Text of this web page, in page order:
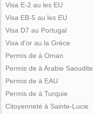
Visa E-2 au les EU
Visa EB-5 au les EU
Visa D7 au Portugal
Visa d'or au la Grèce
Permis de à Oman
Permis de à Arabie Saoudite
Permis de à EAU
Permis de à Turquie
Citoyenneté à Sainte-Lucie